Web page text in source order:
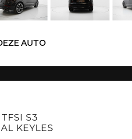
AUTO
S3
KEYLES